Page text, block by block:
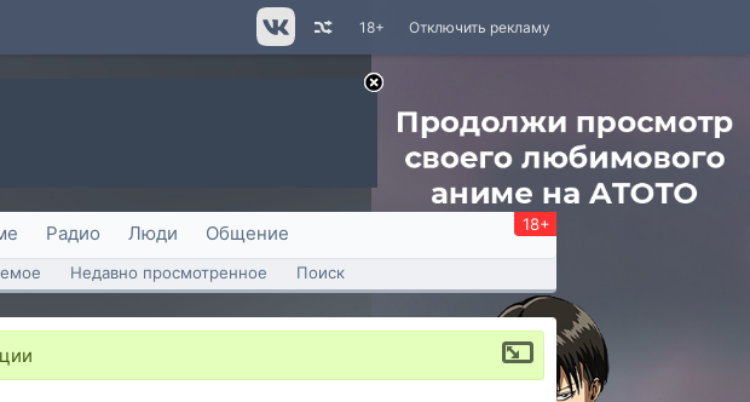
Отключить рекламу
18+
Радио Люди Общение 18+
Недавно просмотренное Поиск